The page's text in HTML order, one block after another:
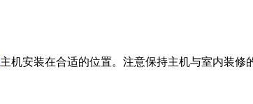
主机安装在合适的位置。注意保持主机与室内装修